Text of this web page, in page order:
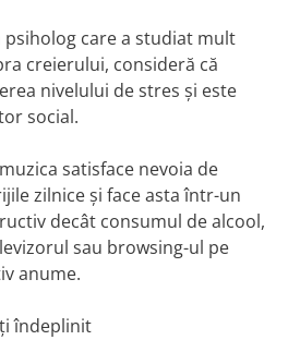
psiholog care a studiat mult
creierului, consideră că
nivelului de stres și este
social.
satisface nevoia de
zilnice și face asta într-un
decât consumul de alcool,
sau browsing-ul pe
anume.
îndeplinit